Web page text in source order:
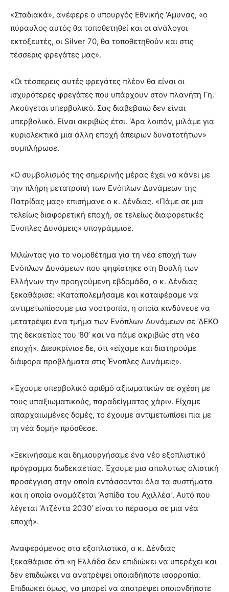
«Σταδιακά», ανέφερε ο υπουργός Εθνικής ‘Αμυνας, «ο
πύραυλος αυτός θα τοποθετηθεί και οι ανάλογοι
εκτοξευτές, οι Silver 70, θα τοποθετηθούν και στις
τέσσερις φρεγάτες μας».
«Οι τέσσερεις αυτές φρεγάτες πλέον θα είναι οι
ισχυρότερες φρεγάτες που υπάρχουν στον πλανήτη Γη.
Ακούγεται υπερβολικό. Σας διαβεβαιώ δεν είναι
υπερβολικό. Είναι ακριβώς έτσι. ‘Αρα λοιπόν, μιλάμε για
κυριολεκτικά μια άλλη εποχή άπειρων δυνατοτήτων»
συμπλήρωσε.
«Ο συμβολισμός της σημερινής μέρας έχει να κάνει με
την πλήρη μετατροπή των Ενόπλων Δυνάμεων της
Πατρίδας μας» επισήμανε ο κ. Δένδιας. «Πάμε σε μια
τελείως διαφορετική εποχή, σε τελείως διαφορετικές
Ένοπλες Δυνάμεις» υπογράμμισε.
Μιλώντας για το νομοθέτημα για τη νέα εποχή των
Ενόπλων Δυνάμεων που ψηφίστηκε στη Βουλή των
Ελλήνων την προηγούμενη εβδομάδα, ο κ. Δένδιας
ξεκαθάρισε: «Καταπολεμήσαμε και καταφέραμε να
αντιμετωπίσουμε μια νοοτροπία, η οποία κινδύνευε να
μετατρέψει ένα τμήμα των Ενόπλων Δυνάμεων σε ‘ΔΕΚΟ
της δεκαετίας του ’80’ και να πάμε ακριβώς στη νέα
εποχή». Διευκρίνισε δε, ότι «είχαμε και διατηρούμε
διάφορα προβλήματα στις Ένοπλες Δυνάμεις».
«Έχουμε υπερβολικό αριθμό αξιωματικών σε σχέση με
τους υπαξιωματικούς, παραδείγματος χάριν. Είχαμε
απαρχαιωμένες δομές, το έχουμε αντιμετωπίσει πια με
τη νέα δομή» πρόσθεσε.
«Ξεκινήσαμε και δημιουργήσαμε ένα νέο εξοπλιστικό
πρόγραμμα δωδεκαετίας. Έχουμε μια απολύτως ολιστική
προσέγγιση στην οποία εντάσσονται όλα τα συστήματα
και η οποία ονομάζεται ‘Ασπίδα του Αχιλλέα’. Αυτό που
λέγεται ‘Ατζέντα 2030’ είναι το πέρασμα σε μια νέα
εποχή».
Αναφερόμενος στα εξοπλιστικά, ο κ. Δένδιας
ξεκαθάρισε ότι «η Ελλάδα δεν επιδιώκει να υπερέχει και
δεν επιδιώκει να ανατρέψει οποιαδήποτε ισορροπία.
Επιδιώκει όμως, να μπορεί να αποτρέψει οποιονδήποτε